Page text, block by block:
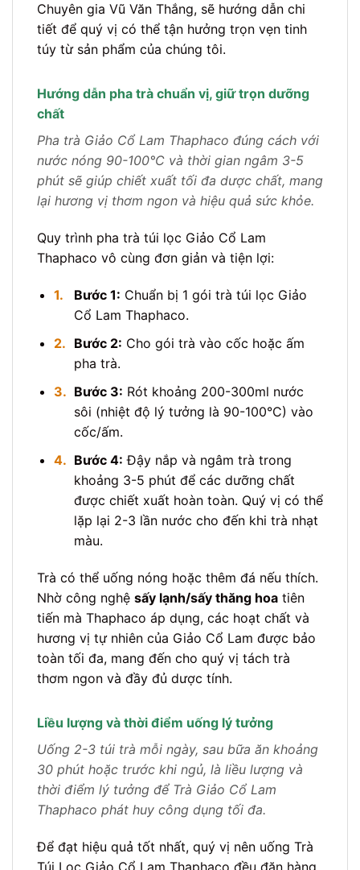
Chuyên gia Vũ Văn Thắng, sẽ hướng dẫn chi
tiết để quý vị có thể tận hưởng trọn vẹn tinh
túy từ sản phẩm của chúng tôi.
Hướng dẫn pha trà chuẩn vị, giữ trọn dưỡng
chất
Pha trà Giảo Cổ Lam Thaphaco đúng cách với
nước nóng 90-100°C và thời gian ngâm 3-5
phút sẽ giúp chiết xuất tối đa dược chất, mang
lại hương vị thơm ngon và hiệu quả sức khỏe.
Quy trình pha trà túi lọc Giảo Cổ Lam
Thaphaco vô cùng đơn giản và tiện lợi:
1. Bước 1: Chuẩn bị 1 gói trà túi lọc Giảo
Cổ Lam Thaphaco.
2. Bước 2: Cho gói trà vào cốc hoặc ấm
pha trà.
3. Bước 3: Rót khoảng 200-300ml nước
sôi (nhiệt độ lý tưởng là 90-100°C) vào
cốc/ấm.
4. Bước 4: Đậy nắp và ngâm trà trong
khoảng 3-5 phút để các dưỡng chất
được chiết xuất hoàn toàn. Quý vị có thể
lặp lại 2-3 lần nước cho đến khi trà nhạt
màu.
Trà có thể uống nóng hoặc thêm đá nếu thích.
Nhờ công nghệ sấy lạnh/sấy thăng hoa tiên
tiến mà Thaphaco áp dụng, các hoạt chất và
hương vị tự nhiên của Giảo Cổ Lam được bảo
toàn tối đa, mang đến cho quý vị tách trà
thơm ngon và đầy đủ dược tính.
Liều lượng và thời điểm uống lý tưởng
Uống 2-3 túi trà mỗi ngày, sau bữa ăn khoảng
30 phút hoặc trước khi ngủ, là liều lượng và
thời điểm lý tưởng để Trà Giảo Cổ Lam
Thaphaco phát huy công dụng tối đa.
Để đạt hiệu quả tốt nhất, quý vị nên uống Trà
Túi Lọc Giảo Cổ Lam Thaphaco đều đặn hàng